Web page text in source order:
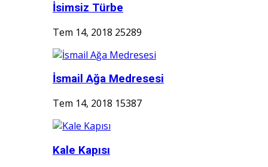
İsimsiz Türbe
Tem 14, 2018 25289
İsmail Ağa Medresesi
Tem 14, 2018 15387
Kale Kapısı